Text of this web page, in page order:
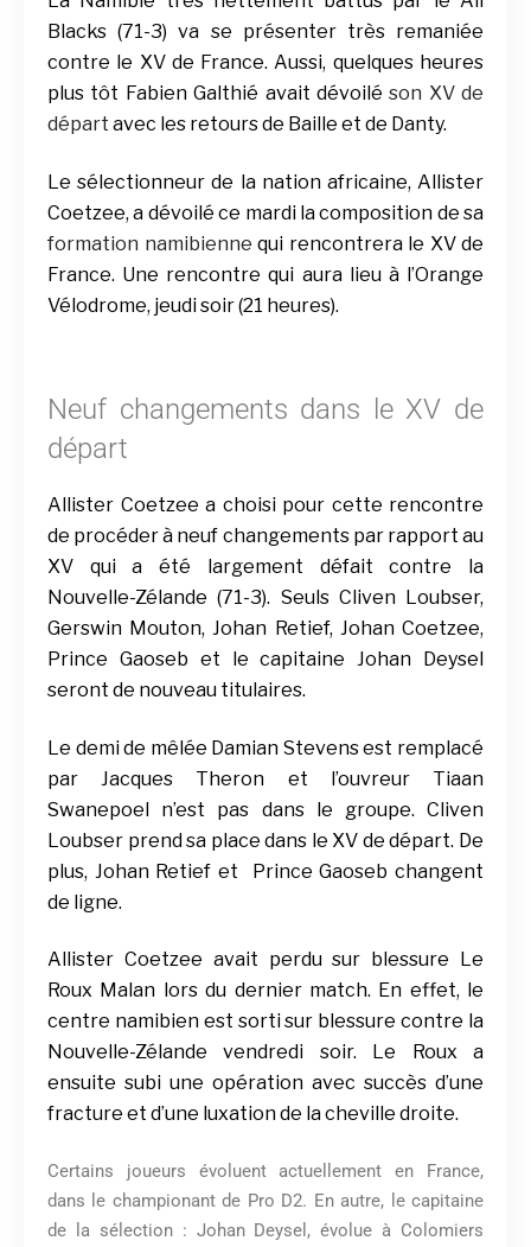
Blacks (71-3) va se présenter très remaniée
contre le XV de France. Aussi, quelques heures
plus tôt Fabien Galthié avait dévoiléson XV de
départ avec les retours de Baille et de Danty.
Le sélectionneur de la nation africaine, Allister
Coetzee, a dévoilé ce mardi la composition de sa
formation namibienne qui rencontrera le XV de
France. Une rencontre qui aura lieu à l’Orange
Vélodrome, jeudi soir (21 heures).
Neuf changements dans le XV de
départ
Allister Coetzee a choisi pour cette rencontre
de procéder à neuf changements par rapport au
XV qui a été largement défait contre la
Nouvelle-Zélande (71-3). Seuls Cliven Loubser,
Gerswin Mouton, Johan Retief, Johan Coetzee,
Prince Gaoseb et le capitaine Johan Deysel
seront de nouveau titulaires.
Le demi de mêlée Damian Stevens est remplacé
par Jacques Theron et l’ouvreur Tiaan
Swanepoel n’est pas dans le groupe. Cliven
Loubser prend sa place dans le XV de départ. De
plus, Johan Retief et Prince Gaoseb changent
de ligne.
Allister Coetzee avait perdu sur blessure Le
Roux Malan lors du dernier match. En effet, le
centre namibien est sorti sur blessure contre la
Nouvelle-Zélande vendredi soir. Le Roux a
ensuite subi une opération avec succès d’une
fracture et d’une luxation de la cheville droite.
Certains joueurs évoluent actuellement en France,
dans le championant de Pro D2. En autre, le capitaine
de la sélection : Johan Deysel, évolue à Colomiers